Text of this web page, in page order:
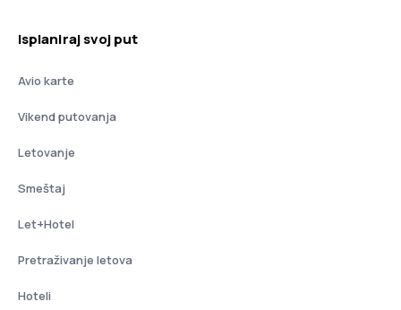
Isplaniraj svoj put
Avio karte
Vikend putovanja
Letovanje
Smeštaj
Let+Hotel
Pretraživanje letova
Hoteli